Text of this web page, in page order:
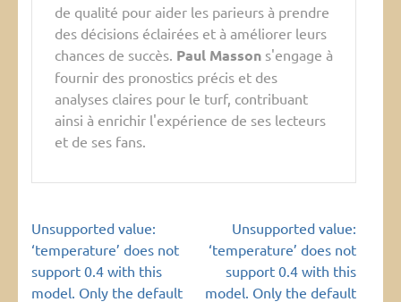
de qualité pour aider les parieurs à prendre
des décisions éclairées et à améliorer leurs
chances de succès. Paul Masson s'engage à
fournir des pronostics précis et des
analyses claires pour le turf, contribuant
ainsi à enrichir l'expérience de ses lecteurs
et de ses fans.
Navigation
de
l’article
Unsupported value:
‘temperature’ does not
support 0.4 with this
model. Only the default
Unsupported value:
‘temperature’ does not
support 0.4 with this
model. Only the default